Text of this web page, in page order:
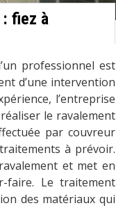
fiez à
professionnel est
d’une intervention
l’entreprise
le ravalement
par couvreur
à prévoir.
et met en
faire. Le traitement
des matériaux qui